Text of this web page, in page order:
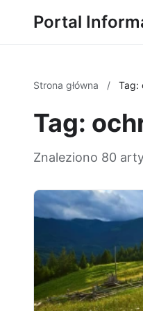
Portal
Strona główna / Tag:
Tag:
Znaleziono 80